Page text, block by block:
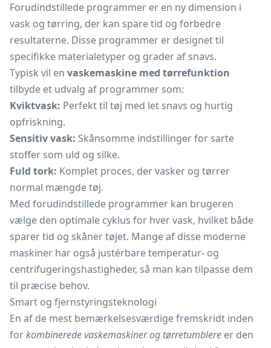
Forudindstillede programmer er en ny dimension i
vask og tørring, der kan spare tid og forbedre
resultaterne. Disse programmer er designet til
specifikke materialetyper og grader af snavs.
Typisk vil en vaskemaskine med tørrefunktion
tilbyde et udvalg af programmer som:
Kviktvask: Perfekt til tøj med let snavs og hurtig
opfriskning.
Sensitiv vask: Skånsomme indstillinger for sarte
stoffer som uld og silke.
Fuld tork: Komplet proces, der vasker og tørrer
normal mængde tøj.
Med forudindstillede programmer kan brugeren
vælge den optimale cyklus for hver vask, hvilket både
sparer tid og skåner tøjet. Mange af disse moderne
maskiner har også justérbare temperatur- og
centrifugeringshastigheder, så man kan tilpasse dem
til præcise behov.
Smart og fjernstyringsteknologi
En af de mest bemærkelsesværdige fremskridt inden
forkombinerede vaskemaskiner og tørretumblere er den